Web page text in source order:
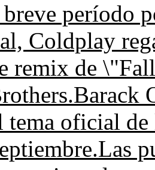
período
Coldplay
remix de
Barack
tema oficial de
Las